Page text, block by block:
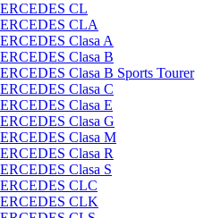
CL
CLA
Clasa A
Clasa B
Clasa B Sports Tourer
Clasa C
Clasa E
Clasa G
Clasa M
Clasa R
Clasa S
CLC
CLK